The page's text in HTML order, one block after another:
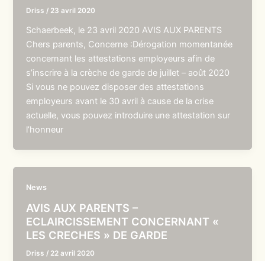
Driss / 23 avril 2020
Schaerbeek, le 23 avril 2020 AVIS AUX PARENTS
Chers parents, Concerne :Dérogation momentanée
concernant les attestations employeurs afin de
s’inscrire à la crèche de garde de juillet – août 2020
Si vous ne pouvez disposer des attestations
employeurs avant le 30 avril à cause de la crise
actuelle, vous pouvez introduire une attestation sur
l’honneur
News
AVIS AUX PARENTS –
ECLAIRCISSEMENT CONCERNANT «
LES CRECHES » DE GARDE
Driss / 22 avril 2020